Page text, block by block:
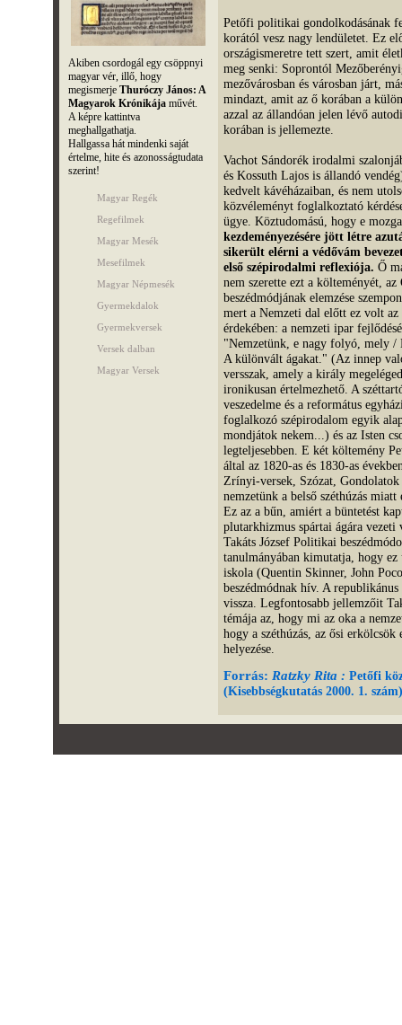
Akiben csordogál egy csöppnyi
magyar vér, illő, hogy
megismerje Thuróczy János: A
Magyarok Krónikájaművét.
A képre kattintva
meghallgathatja.
Hallgassa hát mindenki saját
értelme, hite és azonosságtudata
szerint!
Magyar Regék
Regefilmek
Magyar Mesék
Mesefilmek
Magyar Népmesék
Gyermekdalok
Gyermekversek
Versek dalban
Magyar Versek
Petőfi politikai gondolkodásának
korától vesz nagy lendületet. Ez
országismeretre tett szert, amit
meg senki: Soprontól
mezővárosban és városban járt,
mindazt, amit az ő korában a
azzal az állandóan jelen lévő
korában is jellemezte.
Vachot Sándorék irodalmi
és Kossuth Lajos is állandó
kedvelt kávéházaiban, és nem
közvéleményt foglalkoztató
ügye. Köztudomású, hogy e
kezdeményezésére jött létre
sikerült elérni a védővám
első szépirodalmi reflexiója. Ő
nem szerette ezt a költeményét,
beszédmódjának elemzése
mert a Nemzeti dal előtt ez volt
érdekében: a nemzeti ipar
"Nemzetünk, e nagy folyó, mely /
A különvált ágakat." (Az innep
versszak, amely a király
ironikusan értelmezhető. A
veszedelme és a református
foglalkozó szépirodalom egyik
mondjátok nekem...) és az Isten
legteljesebben. E két költemény
által az 1820-as és 1830-as
Zrínyi-versek, Szózat,
nemzetünk a belső széthúzás
Ez az a bűn, amiért a büntetést
plutarkhizmus spártai ágára
Takáts József Politikai
tanulmányában kimutatja, hogy
iskola (Quentin Skinner, John
beszédmódnak hív. A
vissza. Legfontosabb jellemzőit
témája az, hogy mi az oka a
hogy a széthúzás, az ősi
helyezése.
Forrás: Ratzky Rita : Petőfi
(Kisebbségkutatás 2000. 1. szám)